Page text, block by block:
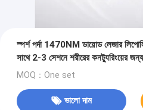
স্পর্শ পর্দা 1470NM ডায়োড লেজার
সাথে 2-3 সেশনে শরীরের কনট্যুরিংয়ের জন্য
MOQ：One set
ভালো দাম